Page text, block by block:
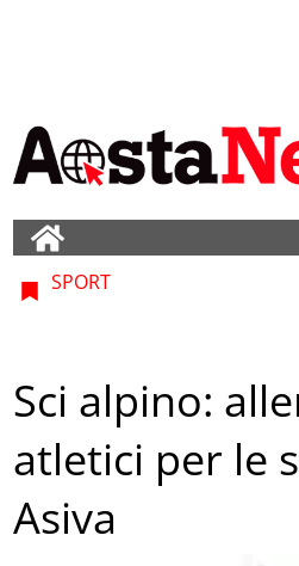
SPORT
Sci alpino:
atletici per le
Asiva